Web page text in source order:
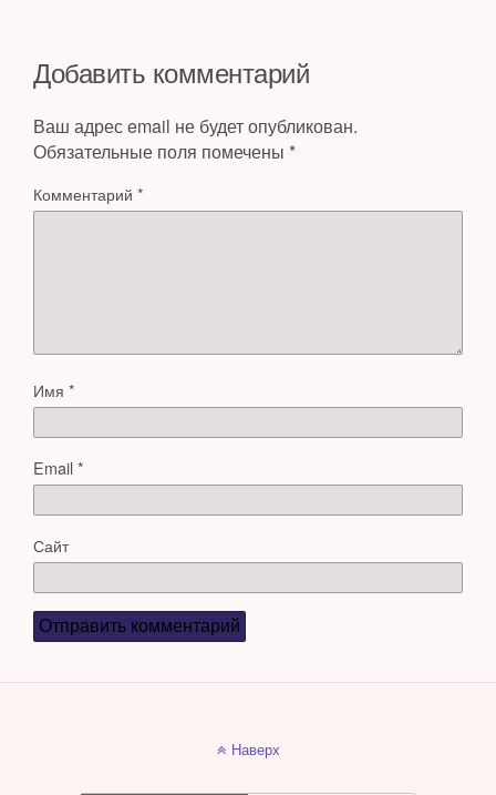
Добавить комментарий
Ваш адрес email не будет опубликован.
Обязательные поля помечены *
Комментарий *
Имя *
Email*
Сайт
Наверх